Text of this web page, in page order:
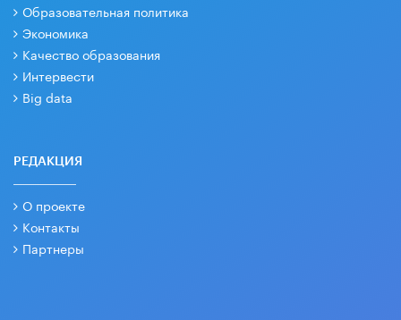
Образовательная политика
Экономика
Качество образования
Интервести
Big data
РЕДАКЦИЯ
О проекте
Контакты
Партнеры